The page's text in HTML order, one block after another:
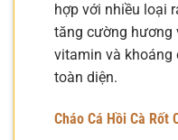
hợp với nhiều loại
tăng cường hương
vitamin và khoáng
toàn diện.
Cháo Cá Hồi Cà Rốt